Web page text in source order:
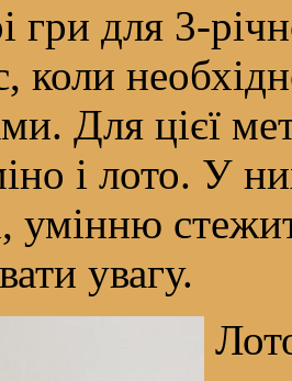
гри для 3-
коли
Для цієї
і лото. У
умінню
увагу.